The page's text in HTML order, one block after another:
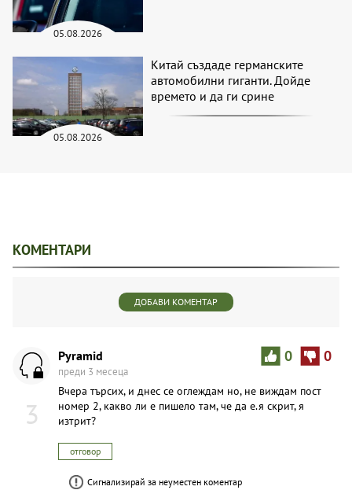
05.08.2026
05.08.2026
Китай създаде германските
автомобилни гиганти. Дойде
времето и да ги срине
КОМЕНТАРИ
ДОБАВИ КОМЕНТАР
3
0 0
Pyramid
преди 3 месеца
Вчера търсих, и днес се оглеждам но, не виждам пост
номер 2, какво ли е пишело там, че да е.я скрит, я
изтрит?
отговор
Сигнализирай за неуместен коментар